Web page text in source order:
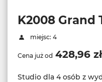
K2008 Grand
miejsc: 4
Cena już od 428,96 zł
Studio dla 4 osób z